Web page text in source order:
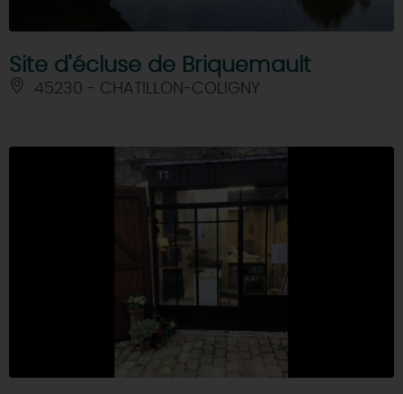
Site d'écluse de Briquemault
45230 - CHATILLON-COLIGNY